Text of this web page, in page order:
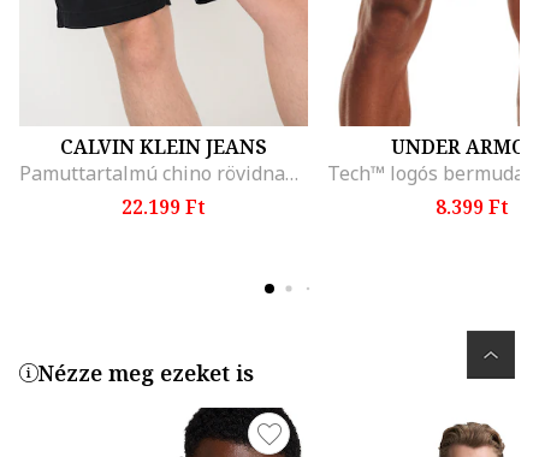
CALVIN KLEIN JEANS
Pamuttartalmú chino rövidnadrág, Fekete
22.199 Ft
UNDER
8.399 Ft
Nézze meg ezeket is